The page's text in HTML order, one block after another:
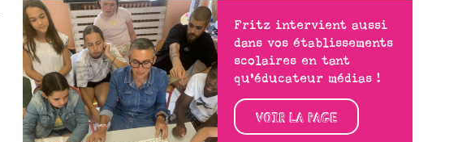
Fritz intervient aussi
dans vos établissements
scolaires en tant
qu’éducateur médias !
VOIR LA PAGE